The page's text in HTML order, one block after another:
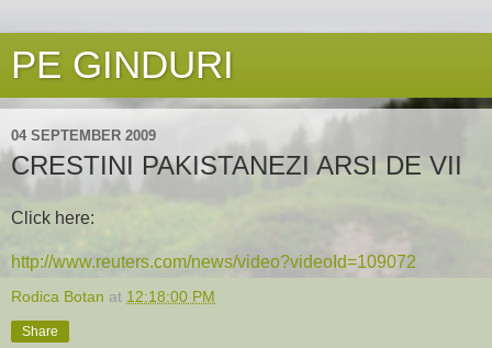
PE GINDURI
04 SEPTEMBER 2009
CRESTINI PAKISTANEZI ARSI DE VII
Click here:
http://www.reuters.com/news/video?videoId=109072
Rodica Botan at 12:18:00 PM
Share